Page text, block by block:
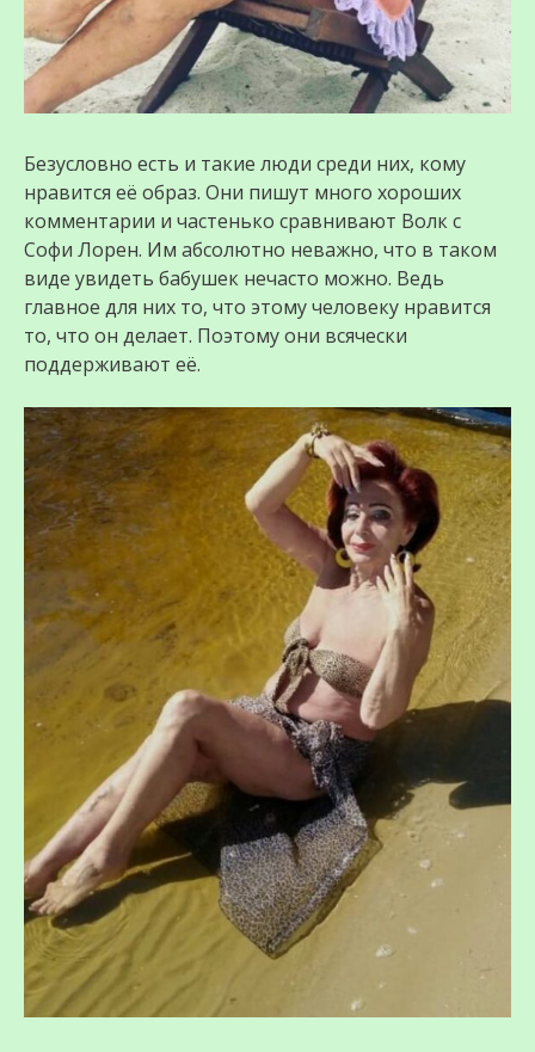
Безусловно есть и такие люди среди них, кому
нравится её образ. Они пишут много хороших
комментарии и частенько сравнивают Волк с
Софи Лорен. Им абсолютно неважно, что в таком
виде увидеть бабушек нечасто можно. Ведь
главное для них то, что этому человеку нравится
то, что он делает. Поэтому они всячески
поддерживают её.